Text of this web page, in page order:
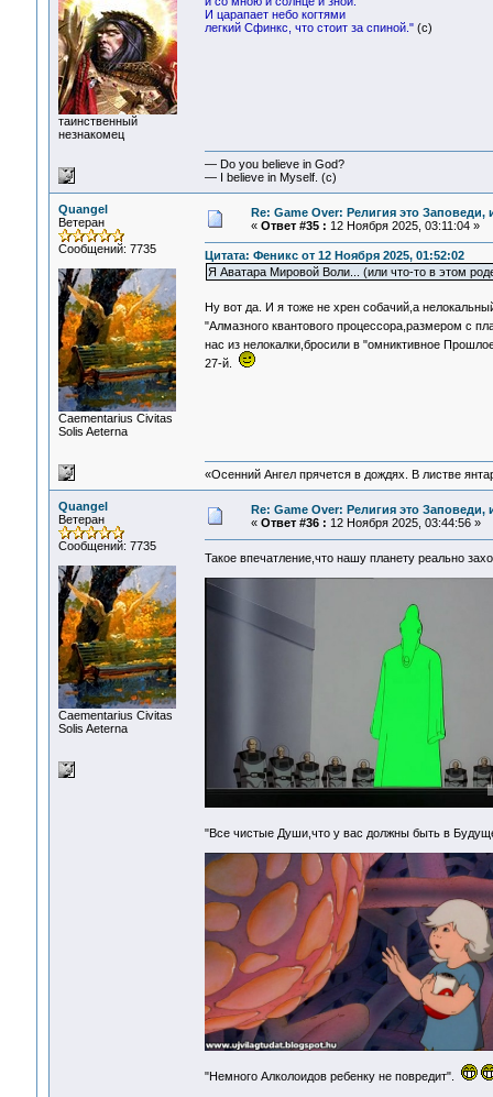
таинственный
незнакомец
И царапает небо когтями
легкий Сфинкс, что стоит за спиной."(c)
— Do you believe in God?
— I believe in Myself. (c)
Quangel
Ветеран
Сообщений: 7735
Сaementarius Civitas
Solis Aeterna
Re: Game Over: Религия это Заповеди,
« Ответ #35 : 12 Ноября 2025, 03:11:04 »
Цитата: Феникс от 12 Ноября 2025, 01:52:02
Я Аватара Мировой Воли... (или что-то в этом
Ну вот да. И я тоже не хрен собачий,а
"Алмазного квантового процессора,размером с
нас из нелокалки,бросили в "омниктивное
27-й.
«Осенний Ангел прячется в дождях. В листве
Quangel
Ветеран
Сообщений: 7735
Сaementarius Civitas
Solis Aeterna
Re: Game Over: Религия это Заповеди,
« Ответ #36 : 12 Ноября 2025, 03:44:56 »
Такое впечатление,что нашу планету реально
"Все чистые Души,что у вас должны быть в
"Немного Алколоидов ребенку не повредит".